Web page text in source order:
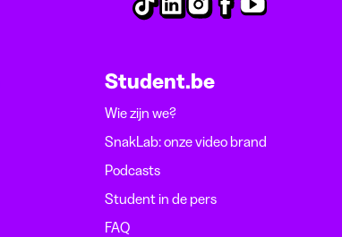
Student.be
Wie zijn we?
SnakLab: onze video brand
Podcasts
Student in de pers
FAQ